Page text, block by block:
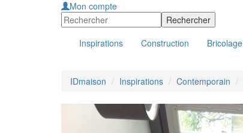
Mon compte
Inspirations Construction Bricolage
IDmaison Inspirations Contemporain